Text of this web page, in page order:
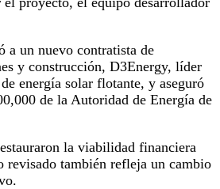
a un nuevo contratista de
y construcción, D3Energy, líder
energía solar flotante, y aseguró
de la Autoridad de Energía de
la viabilidad financiera
revisado también refleja un cambio